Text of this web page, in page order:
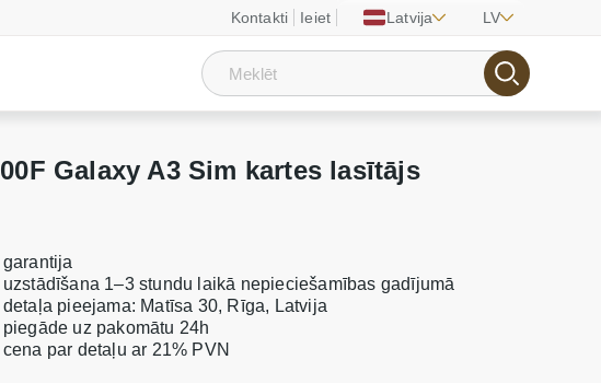
Kontakti Ieiet Latvija LV
Galaxy A3 Sim kartes lasītājs
garantija
uzstādīšana 1–3 stundu laikā nepieciešamības gadījumā
detaļa pieejama: Matīsa 30, Rīga, Latvija
piegāde uz pakomātu 24h
cena par detaļu ar 21% PVN